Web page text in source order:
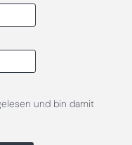
und bin damit